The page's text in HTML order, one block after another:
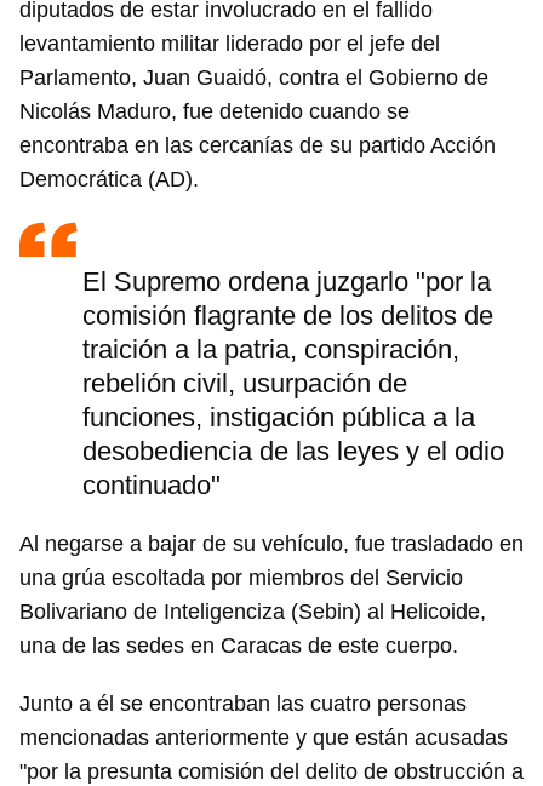
diputados de estar involucrado en el fallido
levantamiento militar liderado por el jefe del
Parlamento, Juan Guaidó, contra el Gobierno de
Nicolás Maduro, fue detenido cuando se
encontraba en las cercanías de su partido Acción
Democrática (AD).
El Supremo ordena juzgarlo "por la
comisión flagrante de los delitos de
traición a la patria, conspiración,
rebelión civil, usurpación de
funciones, instigación pública a la
desobediencia de las leyes y el odio
continuado"
Al negarse a bajar de su vehículo, fue trasladado en
una grúa escoltada por miembros del Servicio
Bolivariano de Inteligenciza (Sebin) al Helicoide,
una de las sedes en Caracas de este cuerpo.
Junto a él se encontraban las cuatro personas
mencionadas anteriormente y que están acusadas
"por la presunta comisión del delito de obstrucción a